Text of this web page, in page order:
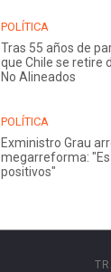
POLÍTICA
Tras 55 años de
que Chile se retire
No Alineados
POLÍTICA
Exministro Grau
megarreforma:
positivos"